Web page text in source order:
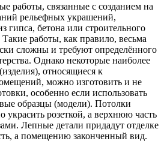
работы, связанные с созданием на
рельефных украшений,
гипса, бетона или строительного
работы, как правило, весьма
сложны и требуют определённого
Однако некоторые наиболее
относящиеся к
можно изготовить и не
особенно если использовать
образцы (модели). Потолки
розеткой, а верхнюю часть
Лепные детали придадут отделке
а помещению законченный вид.